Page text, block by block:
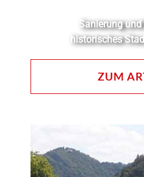
Sanierung
historisches
ZUM